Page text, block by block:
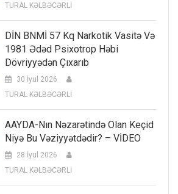
TURAL KƏLBƏCƏRLİ
DİN BNMİ 57 Kq Narkotik Vasitə Və
1981 Ədəd Psixotrop Həbi
Dövriyyədən Çıxarıb
30 İyul 2026
TURAL KƏLBƏCƏRLİ
AAYDA-Nın Nəzarətində Olan Keçid
Niyə Bu Vəziyyətdədir? – VİDEO
28 İyul 2026
TURAL KƏLBƏCƏRLİ